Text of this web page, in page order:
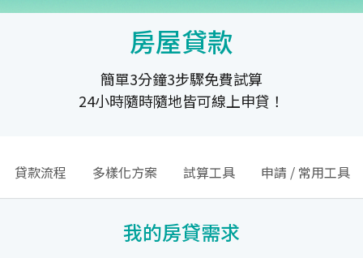
房屋貸款
簡單3分鐘3步驟免費試算
24小時隨時隨地皆可線上申貸！
貸款流程 多樣化方案 試算工具 申請 / 常用工具
我的房貸需求